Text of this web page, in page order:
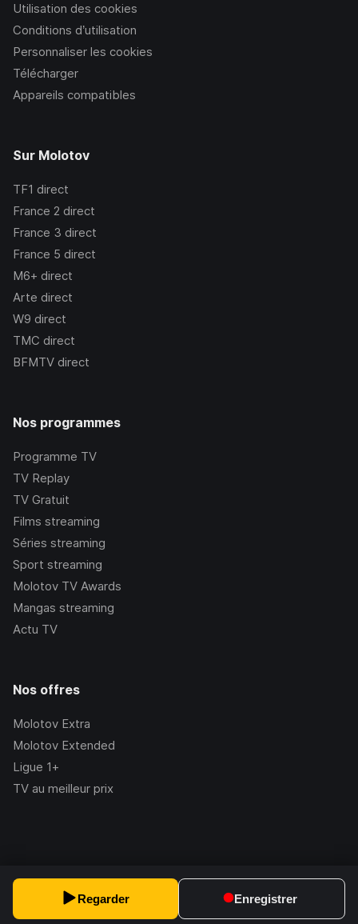
Regarder Enregistrer
Utilisation des cookies
Conditions d’utilisation
Personnaliser les cookies
Télécharger
Appareils compatibles
Sur Molotov
TF1 direct
France 2 direct
France 3 direct
France 5 direct
M6+ direct
Arte direct
W9 direct
TMC direct
BFMTV direct
Nos programmes
Programme TV
TV Replay
TV Gratuit
Films streaming
Séries streaming
Sport streaming
Molotov TV Awards
Mangas streaming
Actu TV
Nos offres
Molotov Extra
Molotov Extended
Ligue 1+
TV au meilleur prix
2.228.1